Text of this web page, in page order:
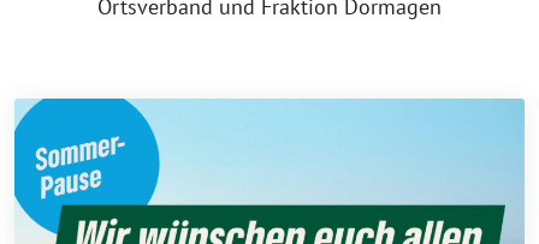
Ortsverband und Fraktion Dormagen